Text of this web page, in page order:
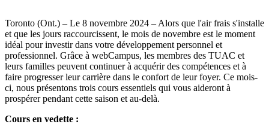
Toronto (Ont.) – Le 8 novembre 2024 – Alors que l'air frais s'installe
et que les jours raccourcissent, le mois de novembre est le moment
idéal pour investir dans votre développement personnel et
professionnel. Grâce à webCampus, les membres des TUAC et
leurs familles peuvent continuer à acquérir des compétences et à
faire progresser leur carrière dans le confort de leur foyer. Ce mois-
ci, nous présentons trois cours essentiels qui vous aideront à
prospérer pendant cette saison et au-delà.
Cours en vedette :